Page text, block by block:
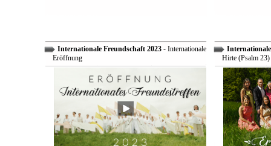
Internationale Freundschaft 2023- Internationale
Eröffnung
Hirte (Psalm 23)